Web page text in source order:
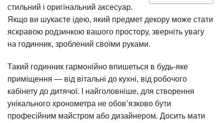
стильний і оригінальний аксесуар.
Якщо ви шукаєте ідею, який предмет декору може стати
яскравою родзинкою вашого простору, зверніть увагу
на годинник, зроблений своїми руками.
Такий годинник гармонійно впишеться в будь-яке
приміщення — від вітальні до кухні, від робочого
кабінету до дитячої. І найголовніше, для створення
унікального хронометра не обов’язково бути
професійним майстром або дизайнером. Досить мати